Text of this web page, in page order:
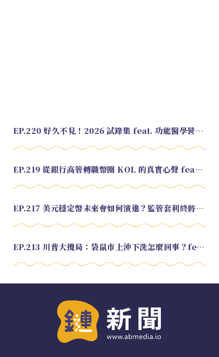
EP.220 好久不見！2026 試錄集 feat. 功能醫學營養師 美寶
EP.219 從銀行高管轉職幣圈 KOL 的真實心聲 feat.龜大
EP.217 美元穩定幣未來會如何演進？監管套利終將收斂？feat. 研究員 余哲安
EP.213 川普大攪局：袋鼠市上沖下洗怎麼回事？feat. Alvin